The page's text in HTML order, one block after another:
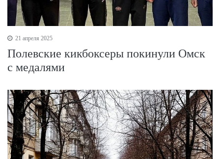
21 апреля 2025
Полевские кикбоксеры покинули Омск
с медалями